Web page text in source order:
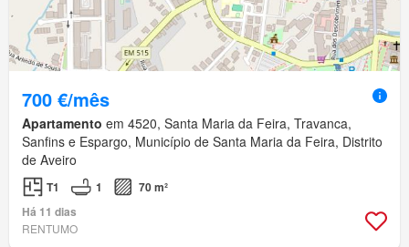
700 €/mês
Apartamento em 4520, Santa Maria da Feira, Travanca,
Sanfins e Espargo, Município de Santa Maria da Feira, Distrito
de Aveiro
T1 1
70 m²
Há 11 dias
RENTUMO